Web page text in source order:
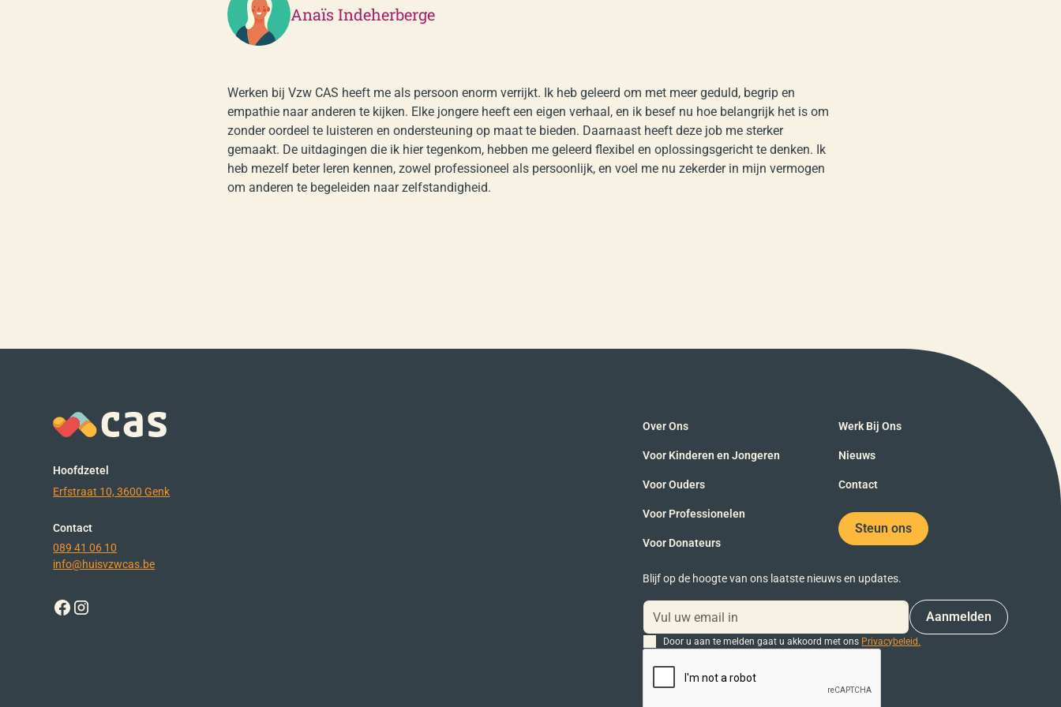
Anaïs Indeherberge
Werken bij Vzw CAS heeft me als persoon enorm verrijkt. Ik heb geleerd om met meer geduld, begrip en
empathie naar anderen te kijken. Elke jongere heeft een eigen verhaal, en ik besef nu hoe belangrijk het is om
zonder oordeel te luisteren en ondersteuning op maat te bieden. Daarnaast heeft deze job me sterker
gemaakt. De uitdagingen die ik hier tegenkom, hebben me geleerd flexibel en oplossingsgericht te denken. Ik
heb mezelf beter leren kennen, zowel professioneel als persoonlijk, en voel me nu zekerder in mijn vermogen
om anderen te begeleiden naar zelfstandigheid.
Hoofdzetel
Erfstraat 10, 3600 Genk
Contact
089 41 06 10
info@huisvzwcas.be
Over Ons
Voor Kinderen en Jongeren
Voor Ouders
Voor Professionelen
Voor Donateurs
Werk Bij Ons
Nieuws
Contact
Steun ons
Blijf op de hoogte van ons laatste nieuws en updates.
Door u aan te melden gaat u akkoord met ons Privacybeleid.